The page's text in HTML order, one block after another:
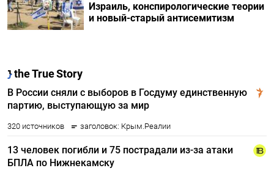
Израиль, конспирологические теории
и новый-старый антисемитизм